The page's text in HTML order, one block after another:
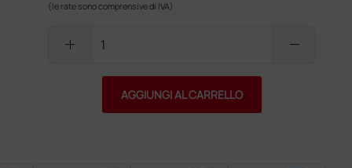
(le rate sono comprensive di IVA)
add remove
AGGIUNGI AL CARRELLO